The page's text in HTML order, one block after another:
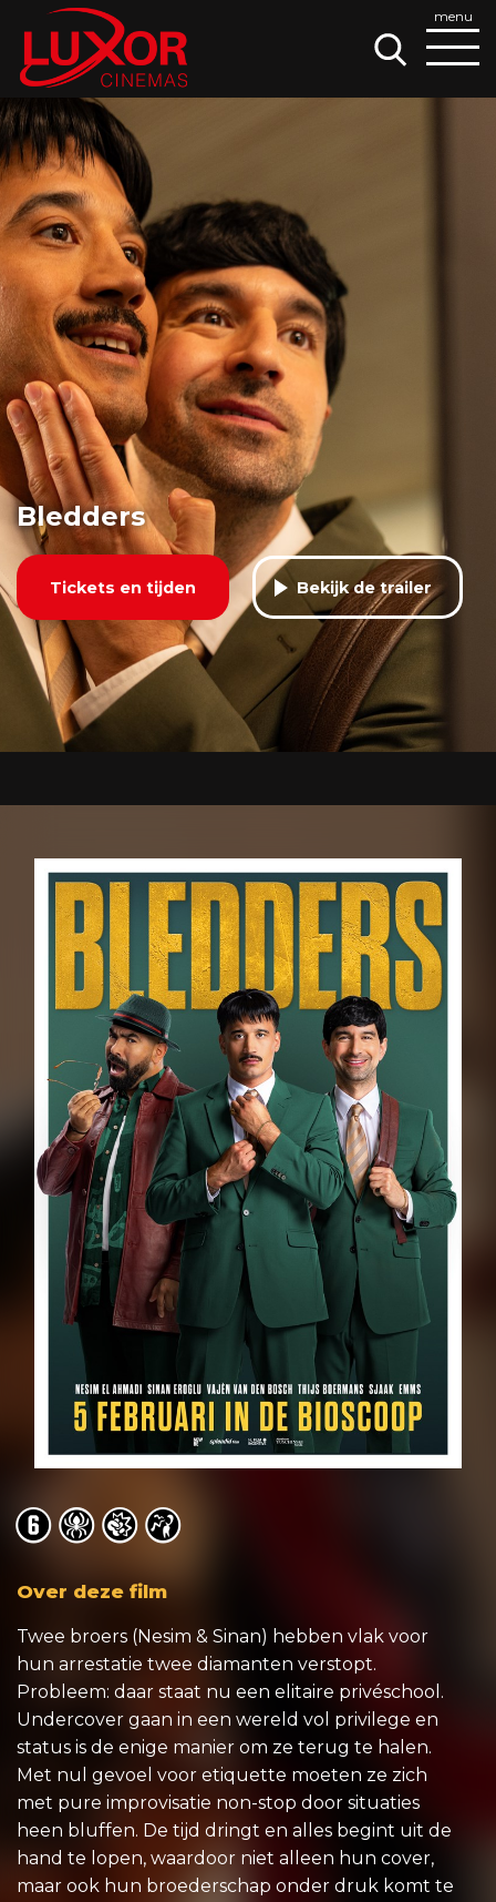
Bledders
Tickets en tijden Bekijk de trailer
o o o o
Over deze film
Twee broers (Nesim & Sinan) hebben vlak voor
hun arrestatie twee diamanten verstopt.
Probleem: daar staat nu een elitaire privéschool.
Undercover gaan in een wereld vol privilege en
status is de enige manier om ze terug te halen.
Met nul gevoel voor etiquette moeten ze zich
met pure improvisatie non-stop door situaties
heen bluffen. De tijd dringt en alles begint uit de
hand te lopen, waardoor niet alleen hun cover,
maar ook hun broederschap onder druk komt te